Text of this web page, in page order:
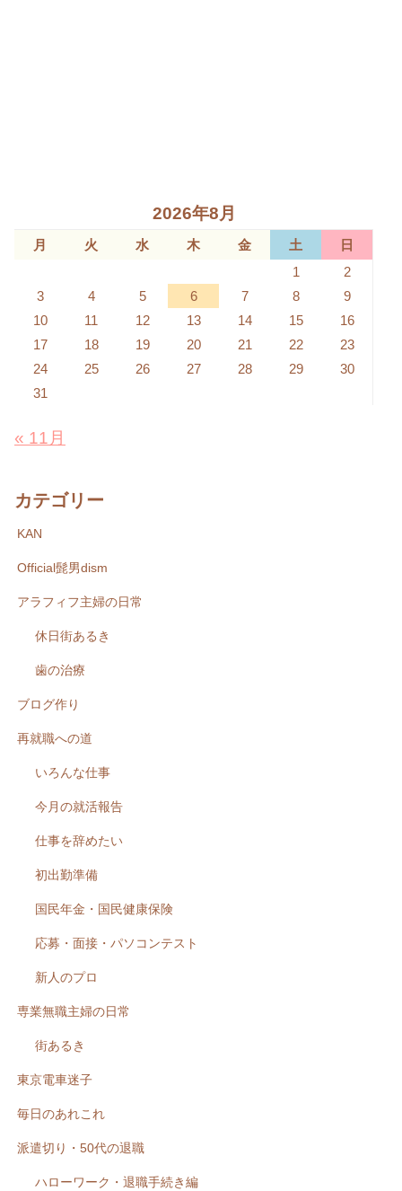
2026年8月
月 火 水 木 金 土
日
1
2
3
4 5 6 7 8
9
10
11 12 13 14 15
16
17
18 19 20 21 22
23
24
25 26 27 28 29
30
31
« 11月
カテゴリー
KAN
Official髭男dism
アラフィフ主婦の日常
休日街あるき
歯の治療
ブログ作り
再就職への道
いろんな仕事
今月の就活報告
仕事を辞めたい
初出勤準備
国民年金・国民健康保険
応募・面接・パソコンテスト
新人のプロ
専業無職主婦の日常
街あるき
東京電車迷子
毎日のあれこれ
派遣切り・50代の退職
ハローワーク・退職手続き編